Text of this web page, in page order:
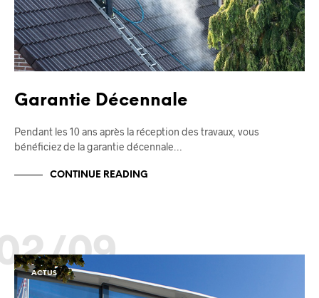
Garantie Décennale
Pendant les 10 ans après la réception des travaux, vous
bénéficiez de la garantie décennale…
CONTINUE READING
09
ACTUS